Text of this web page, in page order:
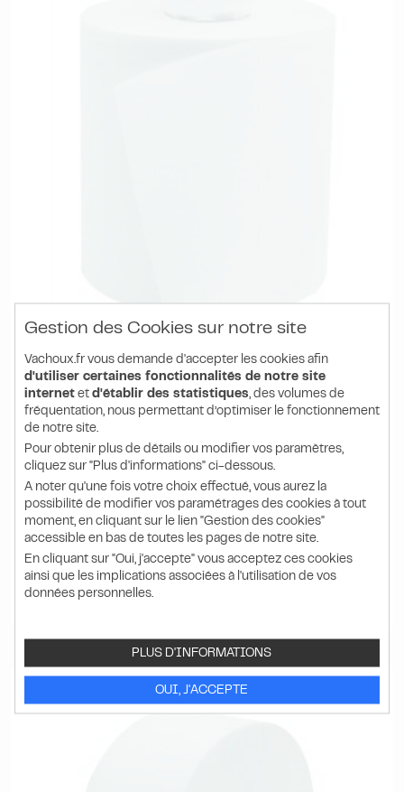
Réf. MP01CI2023CE
BOBINE À DÉVIDAGE CENTRAL 450
FORMATS
Blanc
11.96 HT
14.35
PRODUIT
Gestion des Cookies sur notre site
Vachoux.fr vous demande d'accepter les cookies afin
d'utiliser certaines fonctionnalités de notre site
internetet d'établir des statistiques , des volumes de
fréquentation, nous permettant d’optimiser le fonctionnement
de notre site.
Pour obtenir plus de détails ou modifier vos paramètres,
cliquez sur "Plus d'informations" ci-dessous.
A noter qu'une fois votre choix effectué, vous aurez la
possibilité de modifier vos paramétrages des cookies à tout
moment, en cliquant sur le lien "Gestion des cookies"
accessible en bas de toutes les pages de notre site.
En cliquant sur "Oui, j'accepte" vous acceptez ces cookies
ainsi que les implications associées à l'utilisation de vos
données personnelles.
PLUS D'INFORMATIONS
OUI, J'ACCEPTE